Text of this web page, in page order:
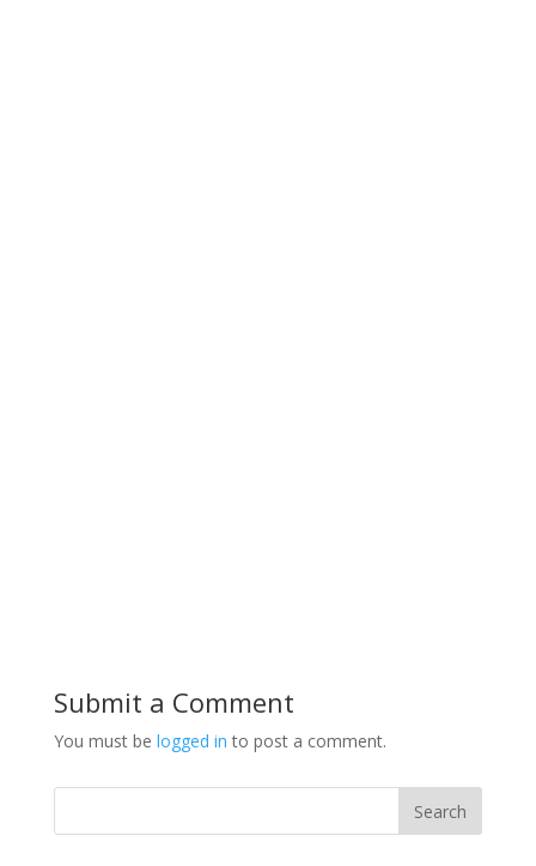
Submit a Comment
You must be logged in to post a comment.